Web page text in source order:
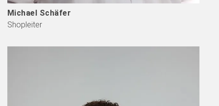
Michael Schäfer
Shopleiter